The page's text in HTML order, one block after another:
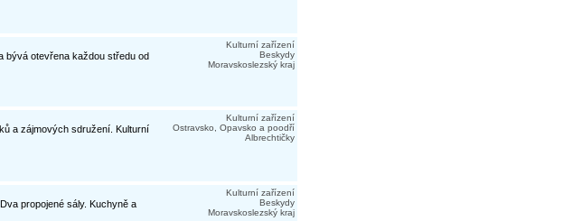
bývá otevřena každou středu od
Kulturní zařízení
Beskydy
Moravskoslezský kraj
a zájmových sdružení. Kulturní
Kulturní zařízení
Ostravsko, Opavsko a poodří
Albrechtičky
propojené sály. Kuchyně a
Kulturní zařízení
Beskydy
Moravskoslezský kraj